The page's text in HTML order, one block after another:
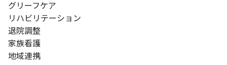
グリーフケア
リハビリテーション
退院調整
家族看護
地域連携